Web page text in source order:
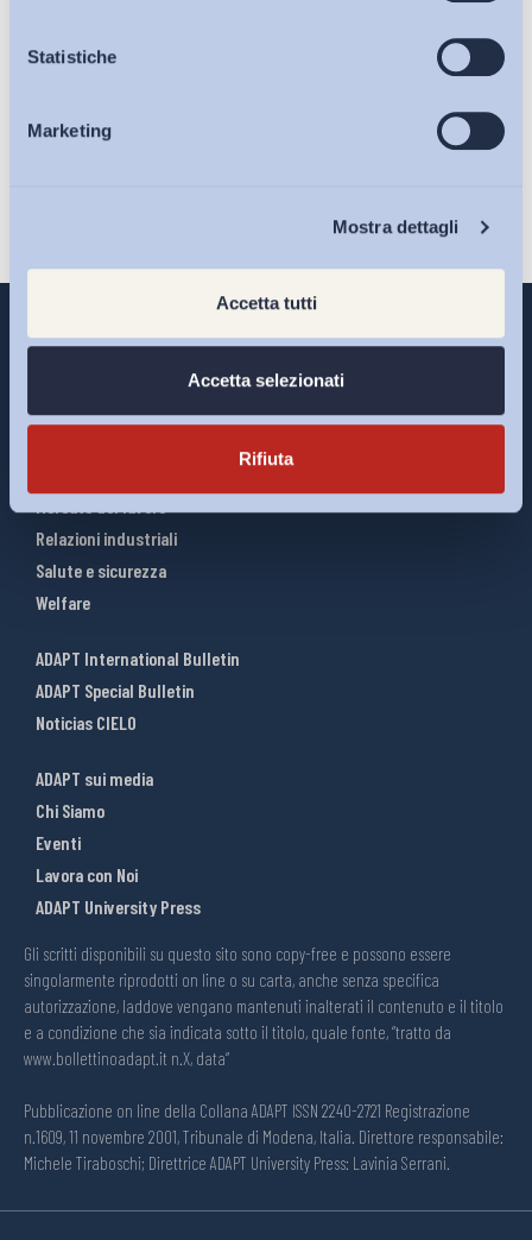
Statistiche
Marketing
Mostra dettagli
Accetta tutti
Accetta selezionati
Rifiuta
Osservatori
Eventi
sulla pagina della
Iscriviti
Interventi ADAPT
Relazioni industriali
Salute e sicurezza
Welfare
ADAPT International Bulletin
ADAPT Special Bulletin
Noticias CIELO
ADAPT sui media
Chi Siamo
Eventi
Lavora con Noi
ADAPT University Press
Gli scritti disponibili su questo sito sono copy-free e possono essere
singolarmente riprodotti on line o su carta, anche senza specifica
autorizzazione, laddove vengano mantenuti inalterati il contenuto e il titolo
e a condizione che sia indicata sotto il titolo, quale fonte, “tratto da
www.bollettinoadapt.it n.X, data“
Pubblicazione on line della Collana ADAPT ISSN 2240-2721 Registrazione
n.1609, 11 novembre 2001, Tribunale di Modena, Italia. Direttore responsabile:
Michele Tiraboschi; Direttrice ADAPT University Press: Lavinia Serrani.